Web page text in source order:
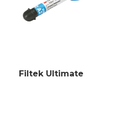
Filtek Ultimate